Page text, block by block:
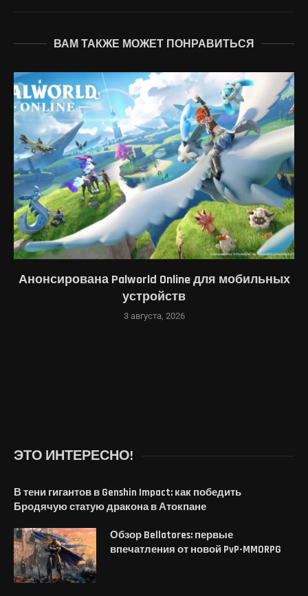
ВАМ ТАКЖЕ МОЖЕТ ПОНРАВИТЬСЯ
Анонсирована Palworld Online для мобильных
устройств
3 августа, 2026
ЭТО ИНТЕРЕСНО!
В тени гигантов в Genshin Impact: как победить
Бродячую статую дракона в Атокпане
Обзор Bellatores: первые
впечатления от новой PvP-MMORPG